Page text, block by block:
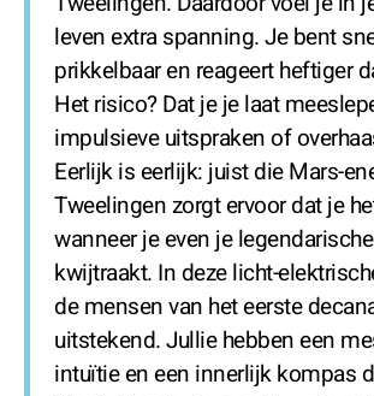
leven extra spanning. Je bent
prikkelbaar en reageert heftiger
Het risico? Dat je je laat
impulsieve uitspraken of
Eerlijk is eerlijk: juist die Mars-
Tweelingen zorgt ervoor dat je
wanneer je even je
kwijtraakt. In deze licht-
de mensen van het eerste
uitstekend. Jullie hebben een
intuïtie en een innerlijk kompas